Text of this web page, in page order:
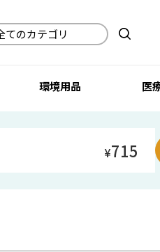
環境用品 医
¥715